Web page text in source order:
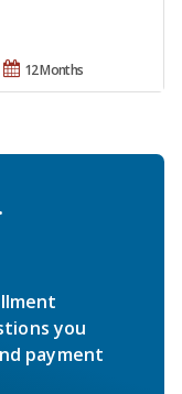
12 Months
you
payment